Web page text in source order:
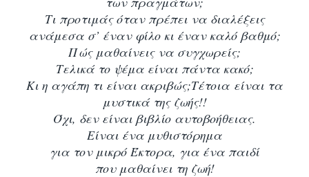
Τι προτιμάς όταν πρέπει να διαλέξεις
ανάμεσα σ’ έναν φίλο κι έναν καλό βαθμό;
Πώς μαθαίνεις να συγχωρείς;
Τελικά το ψέμα είναι πάντα κακό;
Κι η αγάπη τι είναι ακριβώς;Τέτοια είναι τα
μυστικά της ζωής!!
Όχι, δεν είναι βιβλίο αυτοβοήθειας.
Είναι ένα μυθιστόρημα
για τον μικρό Έκτορα, για ένα παιδί
που μαθαίνει τη ζωή!